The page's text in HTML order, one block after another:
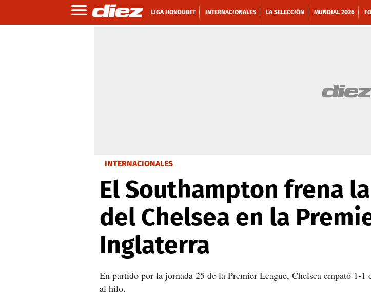
LIGA HONDUBET INTERNACIONALES LA SELECCIÓN MUNDIAL 2026
INTERNACIONALES
El Southampton frena
del Chelsea en la
Inglaterra
En partido por la jornada 25 de la Premier League, Chelsea empató 1-
al hilo.